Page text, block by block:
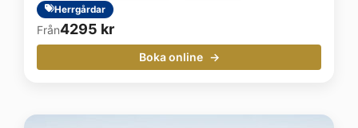
Herrgårdar
Från4295 kr
Boka online